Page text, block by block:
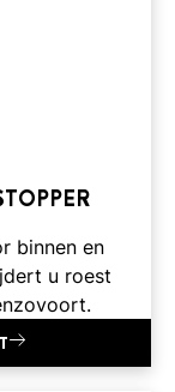
binnen en
u roest